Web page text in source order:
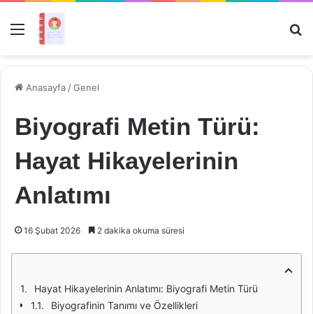
Menü
Anasayfa /Genel
Biyografi Metin Türü:
Hayat Hikayelerinin
Anlatımı
16 Şubat 2026 2 dakika okuma süresi
Hayat Hikayelerinin Anlatımı: Biyografi Metin Türü
Biyografinin Tanımı ve Özellikleri